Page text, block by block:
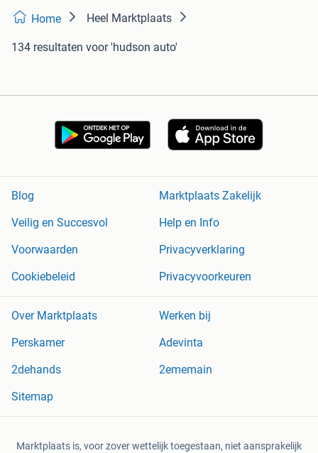
Home Heel Marktplaats
134 resultaten voor 'hudson auto'
Blog
Marktplaats Zakelijk
Veilig en Succesvol
Help en Info
Voorwaarden
Privacyverklaring
Cookiebeleid
Privacyvoorkeuren
Over Marktplaats
Werken bij
Perskamer
Adevinta
2dehands
2ememain
Sitemap
Marktplaats is, voor zover wettelijk toegestaan, niet aansprakelijk